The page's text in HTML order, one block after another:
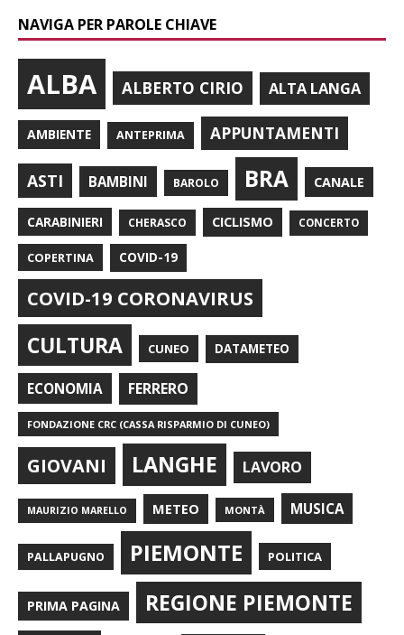
NAVIGA PER PAROLE CHIAVE
ALBA ALBERTO CIRIO ALTA LANGA
AMBIENTE ANTEPRIMA APPUNTAMENTI
ASTI BAMBINI BAROLO BRA CANALE
CARABINIERI CHERASCO CICLISMO CONCERTO
COPERTINA COVID-19
COVID-19 CORONAVIRUS
CULTURA CUNEO DATAMETEO
ECONOMIA FERRERO
FONDAZIONE CRC (CASSA RISPARMIO DI CUNEO)
GIOVANI LANGHE LAVORO
MAURIZIO MARELLO METEO MONTÀ MUSICA
PALLAPUGNO PIEMONTE POLITICA
PRIMA PAGINA REGIONE PIEMONTE